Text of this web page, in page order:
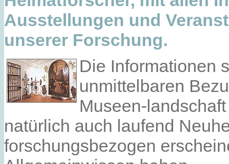
Ausstellungen und
unserer Forschung.
Die Informationen
unmittelbaren
Museen-
natürlich auch laufend
forschungsbezogen